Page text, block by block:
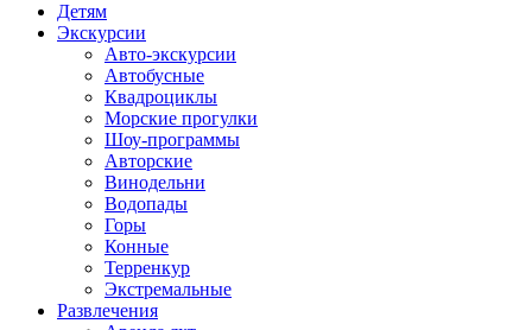
Детям
Экскурсии
Авто-экскурсии
Автобусные
Квадроциклы
Морские прогулки
Шоу-программы
Авторские
Винодельни
Водопады
Горы
Конные
Терренкур
Экстремальные
Развлечения